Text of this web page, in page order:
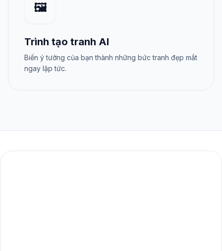
🖼️
Trình tạo tranh AI
Biến ý tưởng của bạn thành những bức tranh đẹp mắt
ngay lập tức.